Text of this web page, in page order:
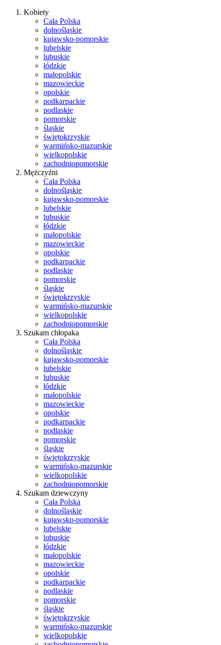
Kobiety
Cała Polska
dolnośląskie
kujawsko-pomorskie
lubelskie
lubuskie
łódzkie
małopolskie
mazowieckie
opolskie
podkarpackie
podlaskie
pomorskie
śląskie
świętokrzyskie
warmińsko-mazurskie
wielkopolskie
zachodniopomorskie
Mężczyźni
Cała Polska
dolnośląskie
kujawsko-pomorskie
lubelskie
lubuskie
łódzkie
małopolskie
mazowieckie
opolskie
podkarpackie
podlaskie
pomorskie
śląskie
świętokrzyskie
warmińsko-mazurskie
wielkopolskie
zachodniopomorskie
Szukam chłopaka
Cała Polska
dolnośląskie
kujawsko-pomorskie
lubelskie
lubuskie
łódzkie
małopolskie
mazowieckie
opolskie
podkarpackie
podlaskie
pomorskie
śląskie
świętokrzyskie
warmińsko-mazurskie
wielkopolskie
zachodniopomorskie
Szukam dziewczyny
Cała Polska
dolnośląskie
kujawsko-pomorskie
lubelskie
lubuskie
łódzkie
małopolskie
mazowieckie
opolskie
podkarpackie
podlaskie
pomorskie
śląskie
świętokrzyskie
warmińsko-mazurskie
wielkopolskie